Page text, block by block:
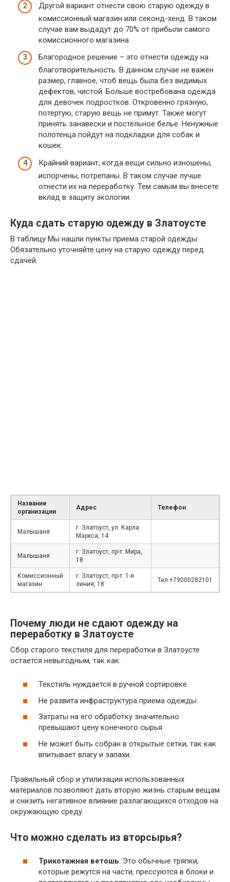
Другой вариант отнести свою старую одежду в
комиссионный магазин или секонд-хенд. В таком
случае вам выдадут до 70% от прибыли самого
комиссионного магазина.
Благородное решение – это отнести одежду на
благотворительность. В данном случае не важен
размер, главное, чтоб вещь была без видимых
дефектов, чистой. Больше востребована одежда
для девочек подростков. Откровенно грязную,
потертую, старую вещь не примут. Также могут
принять занавески и постельное белье. Ненужные
полотенца пойдут на подкладки для собак и
кошек.
Крайний вариант, когда вещи сильно изношены,
испорчены, потрепаны. В таком случае лучше
отнести их на переработку. Тем самым вы внесете
вклад в защиту экологии.
Куда сдать старую одежду в Златоусте
В таблицу Мы нашли пункты приема старой одежды.
Обязательно уточняйте цену на старую одежду перед
сдачей.
Название
организации
Адрес Телефон
Малышаня
г. Златоуст, ул. Карла
Маркса, 14
Малышаня
г. Златоуст, пр-т. Мира,
18
Комиссионный
магазин
г. Златоуст, пр-т. 1-я
линия, 18
Тел.+79000282101
Почему люди не сдают одежду на
переработку в Златоусте
Сбор старого текстиля для переработки в Златоусте
остается невыгодным, так как:
Текстиль нуждается в ручной сортировке.
Не развита инфраструктура приема одежды.
Затраты на его обработку значительно
превышают цену конечного сырья.
Не может быть собран в открытые сетки, так как
впитывает влагу и запахи.
Правильный сбор и утилизация использованных
материалов позволяют дать вторую жизнь старым вещам
и снизить негативное влияние разлагающихся отходов на
окружающую среду.
Что можно сделать из вторсырья?
Трикотажная ветошь. Это обычные тряпки,
которые режутся на части, прессуются в блоки и